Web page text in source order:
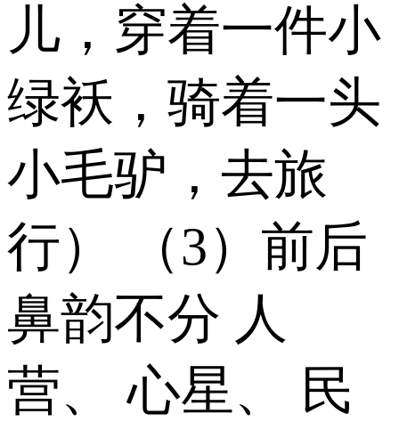
儿，穿着一件小
绿袄，骑着一头
小毛驴，去旅
行） （3）前后
鼻韵不分 人
营、 心星、 民